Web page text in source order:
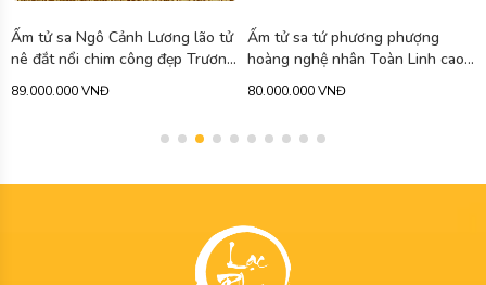
Ấm tử sa Ngô Cảnh Lương lão tử
nê đắt nổi chim công đẹp Trương
Tiểu Linh 850ml ATS402
89.000.000 VNĐ
Ấm tử sa tứ phương phượng
hoàng nghệ nhân Toàn Linh cao
cấp 750ml ATS471
80.000.000 VNĐ